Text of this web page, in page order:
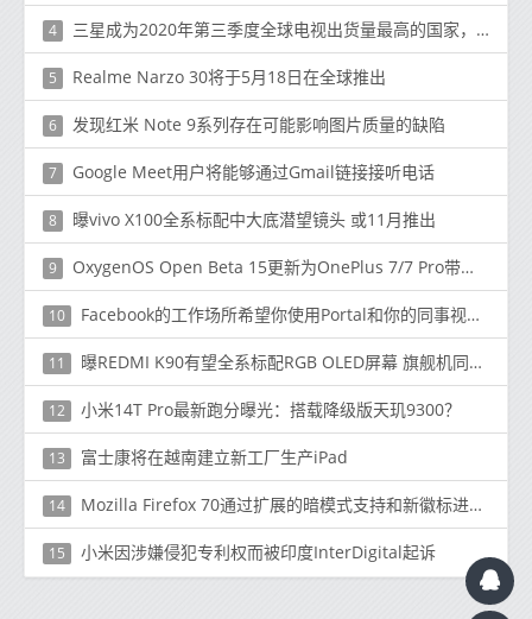
4 三星成为2020年第三季度全球电视出货量最高的国家，TCL同比大幅增长52.7％
5 Realme Narzo 30将于5月18日在全球推出
6 发现红米 Note 9系列存在可能影响图片质量的缺陷
7 Google Meet用户将能够通过Gmail链接接听电话
8 曝vivo X100全系标配中大底潜望镜头 或11月推出
9 OxygenOS Open Beta 15更新为OnePlus 7/7 Pro带来了黑暗模式切换
10 Facebook的工作场所希望你使用Portal和你的同事视频聊天
11 曝REDMI K90有望全系标配RGB OLED屏幕 旗舰机同款？
12 小米14T Pro最新跑分曝光：搭载降级版天玑9300？
13 富士康将在越南建立新工厂生产iPad
14 Mozilla Firefox 70通过扩展的暗模式支持和新徽标进入开发
15 小米因涉嫌侵犯专利权而被印度InterDigital起诉